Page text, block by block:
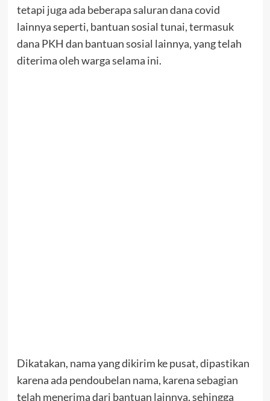
tetapi juga ada beberapa saluran dana covid
lainnya seperti, bantuan sosial tunai, termasuk
dana PKH dan bantuan sosial lainnya, yang telah
diterima oleh warga selama ini.
Dikatakan, nama yang dikirim ke pusat, dipastikan
karena ada pendoubelan nama, karena sebagian
telah menerima dari bantuan lainnya, sehingga